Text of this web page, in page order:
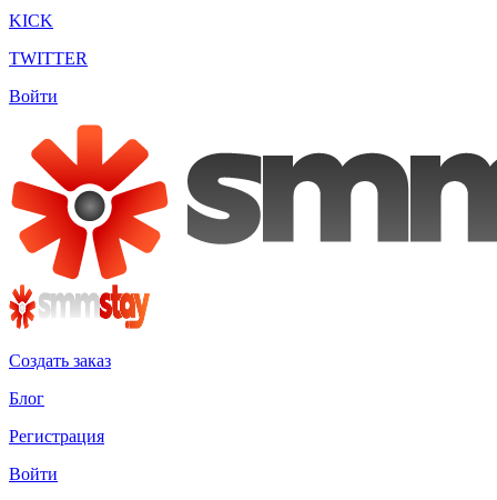
KICK
TWITTER
Войти
Создать заказ
Блог
Регистрация
Войти